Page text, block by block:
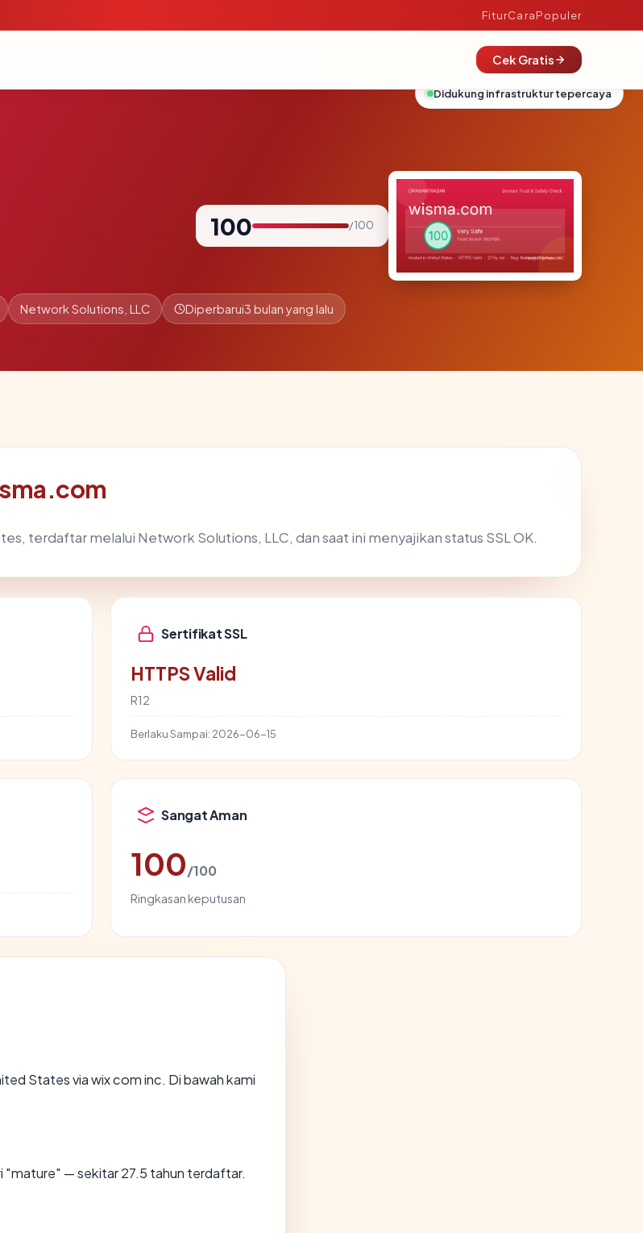
FiturCaraPopuler
Cek Gratis
100 / 100
Network Solutions, LLC Diperbarui3 bulan yang lalu
terdaftar melalui Network Solutions, LLC, dan saat ini menyajikan status SSL OK.
Sertifikat SSL
HTTPS Valid
R12
Berlaku Sampai: 2026-06-15
Sangat Aman
100/100
Ringkasan keputusan
States via wix com inc. Di bawah kami
"mature" — sekitar 27.5 tahun terdaftar.
Didukung infrastruktur tepercaya